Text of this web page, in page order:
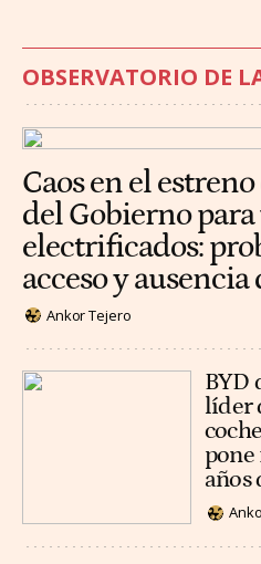
OBSERVATORIO DE
Caos en el
del Gobierno
electrificados:
acceso y ausencia
Ankor Tejero
BYD
líder
pone
años